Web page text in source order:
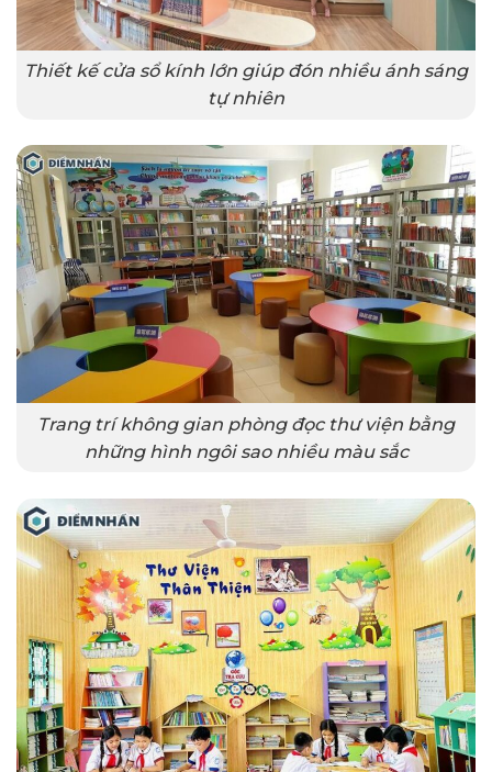
Thiết kế cửa sổ kính lớn giúp đón nhiều ánh sáng
tự nhiên
Trang trí không gian phòng đọc thư viện bằng
những hình ngôi sao nhiều màu sắc